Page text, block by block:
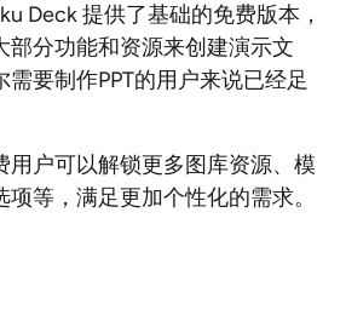
Deck 提供了基础的免费版本，
部分功能和资源来创建演示文
要制作PPT的用户来说已经足
用户可以解锁更多图库资源、模
等，满足更加个性化的需求。